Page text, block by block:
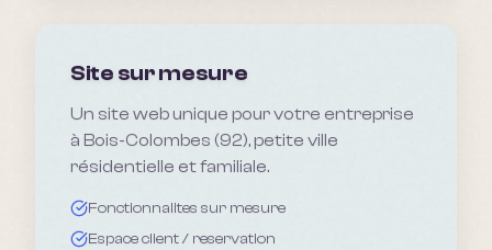
Site sur mesure
Un site web unique pour votre entreprise
à Bois-Colombes (92), petite ville
résidentielle et familiale.
Fonctionnalites sur mesure
Espace client / reservation